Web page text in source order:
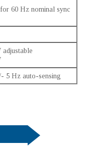
60 Hz nominal sync
5 Hz auto-sensing